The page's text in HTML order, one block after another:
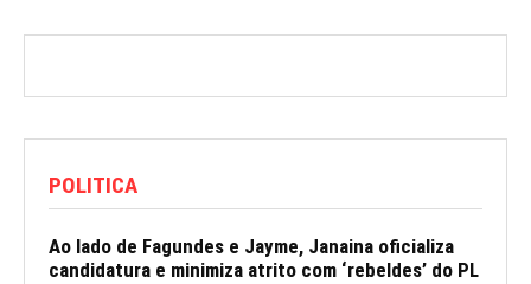
POLITICA
Ao lado de Fagundes e Jayme, Janaina oficializa
candidatura e minimiza atrito com ‘rebeldes’ do PL